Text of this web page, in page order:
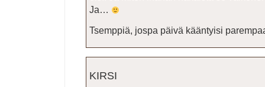
Ja…
Tsemppiä, jospa päivä kääntyisi
KIRSI